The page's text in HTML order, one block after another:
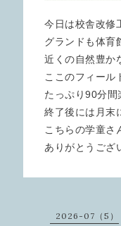
今日は校舎改修
グランドも体育
近くの自然豊か
ここのフィール
たっぷり90分間
終了後には月末
こちらの学童さ
ありがとうござ
2026-07（5）